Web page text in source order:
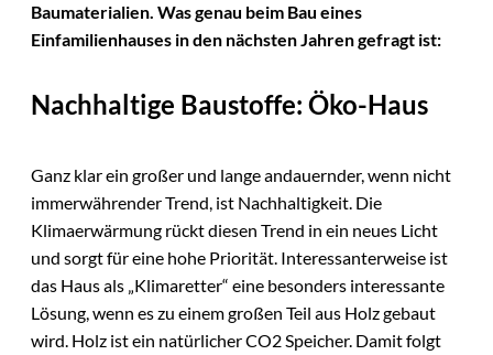
Baumaterialien. Was genau beim Bau eines
Einfamilienhauses in den nächsten Jahren gefragt ist:
Nachhaltige Baustoffe: Öko-Haus
Ganz klar ein großer und lange andauernder, wenn nicht
immerwährender Trend, ist Nachhaltigkeit. Die
Klimaerwärmung rückt diesen Trend in ein neues Licht
und sorgt für eine hohe Priorität. Interessanterweise ist
das Haus als „Klimaretter“ eine besonders interessante
Lösung, wenn es zu einem großen Teil aus Holz gebaut
wird. Holz ist ein natürlicher CO2 Speicher. Damit folgt